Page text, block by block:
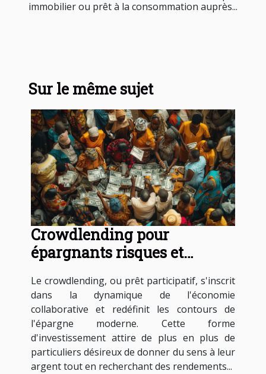
immobilier ou prêt à la consommation auprès...
Sur le même sujet
Crowdlending pour
épargnants risques et
participatif
Le crowdlending, ou prêt participatif, s'inscrit
dans la dynamique de l'économie
collaborative et redéfinit les contours de
l'épargne moderne. Cette forme
d'investissement attire de plus en plus de
particuliers désireux de donner du sens à leur
argent tout en recherchant des rendements...